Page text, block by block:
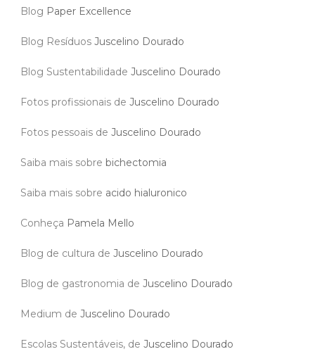
Blog Paper Excellence
Blog Resíduos Juscelino Dourado
Blog Sustentabilidade Juscelino Dourado
Fotos profissionais de Juscelino Dourado
Fotos pessoais de Juscelino Dourado
Saiba mais sobre bichectomia
Saiba mais sobre acido hialuronico
Conheça Pamela Mello
Blog de cultura de Juscelino Dourado
Blog de gastronomia de Juscelino Dourado
Medium de Juscelino Dourado
Escolas Sustentáveis, de Juscelino Dourado